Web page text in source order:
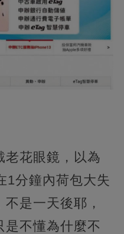
老花眼鏡，以為
1分鐘內荷包大失
是一天後耶，
是不懂為什麼不